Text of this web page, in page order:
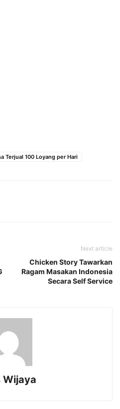
Terjual 100 Loyang per Hari
Next article
Chicken Story Tawarkan
Ragam Masakan Indonesia
Secara Self Service
Wijaya